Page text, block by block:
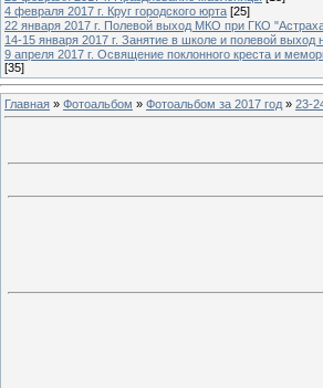
4 февраля 2017 г. Круг городского юрта [25]
22 января 2017 г. Полевой выход МКО при ГКО
14-15 января 2017 г. Занятие в школе и полевой выход
9 апреля 2017 г. Освящение поклонного креста и
[35]
Главная » Фотоальбом » Фотоальбом за 2017 год » 23-